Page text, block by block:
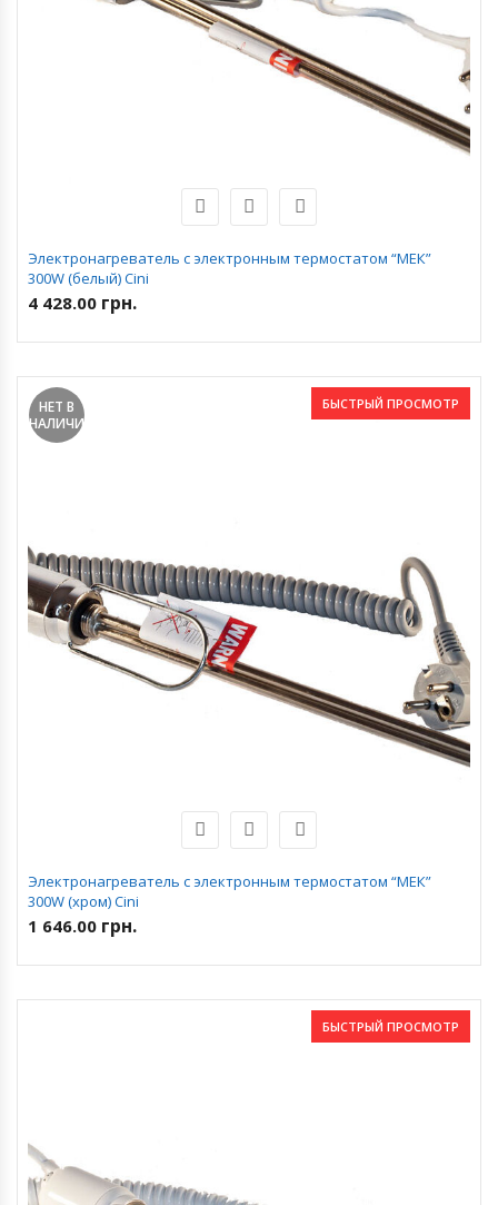
Электронагреватель с электронным термостатом “МЕК”
300W (белый) Cini
4 428.00 грн.
НЕТ В
НАЛИЧИИ
БЫСТРЫЙ ПРОСМОТР
Электронагреватель с электронным термостатом “МЕК”
300W (хром) Cini
1 646.00 грн.
БЫСТРЫЙ ПРОСМОТР